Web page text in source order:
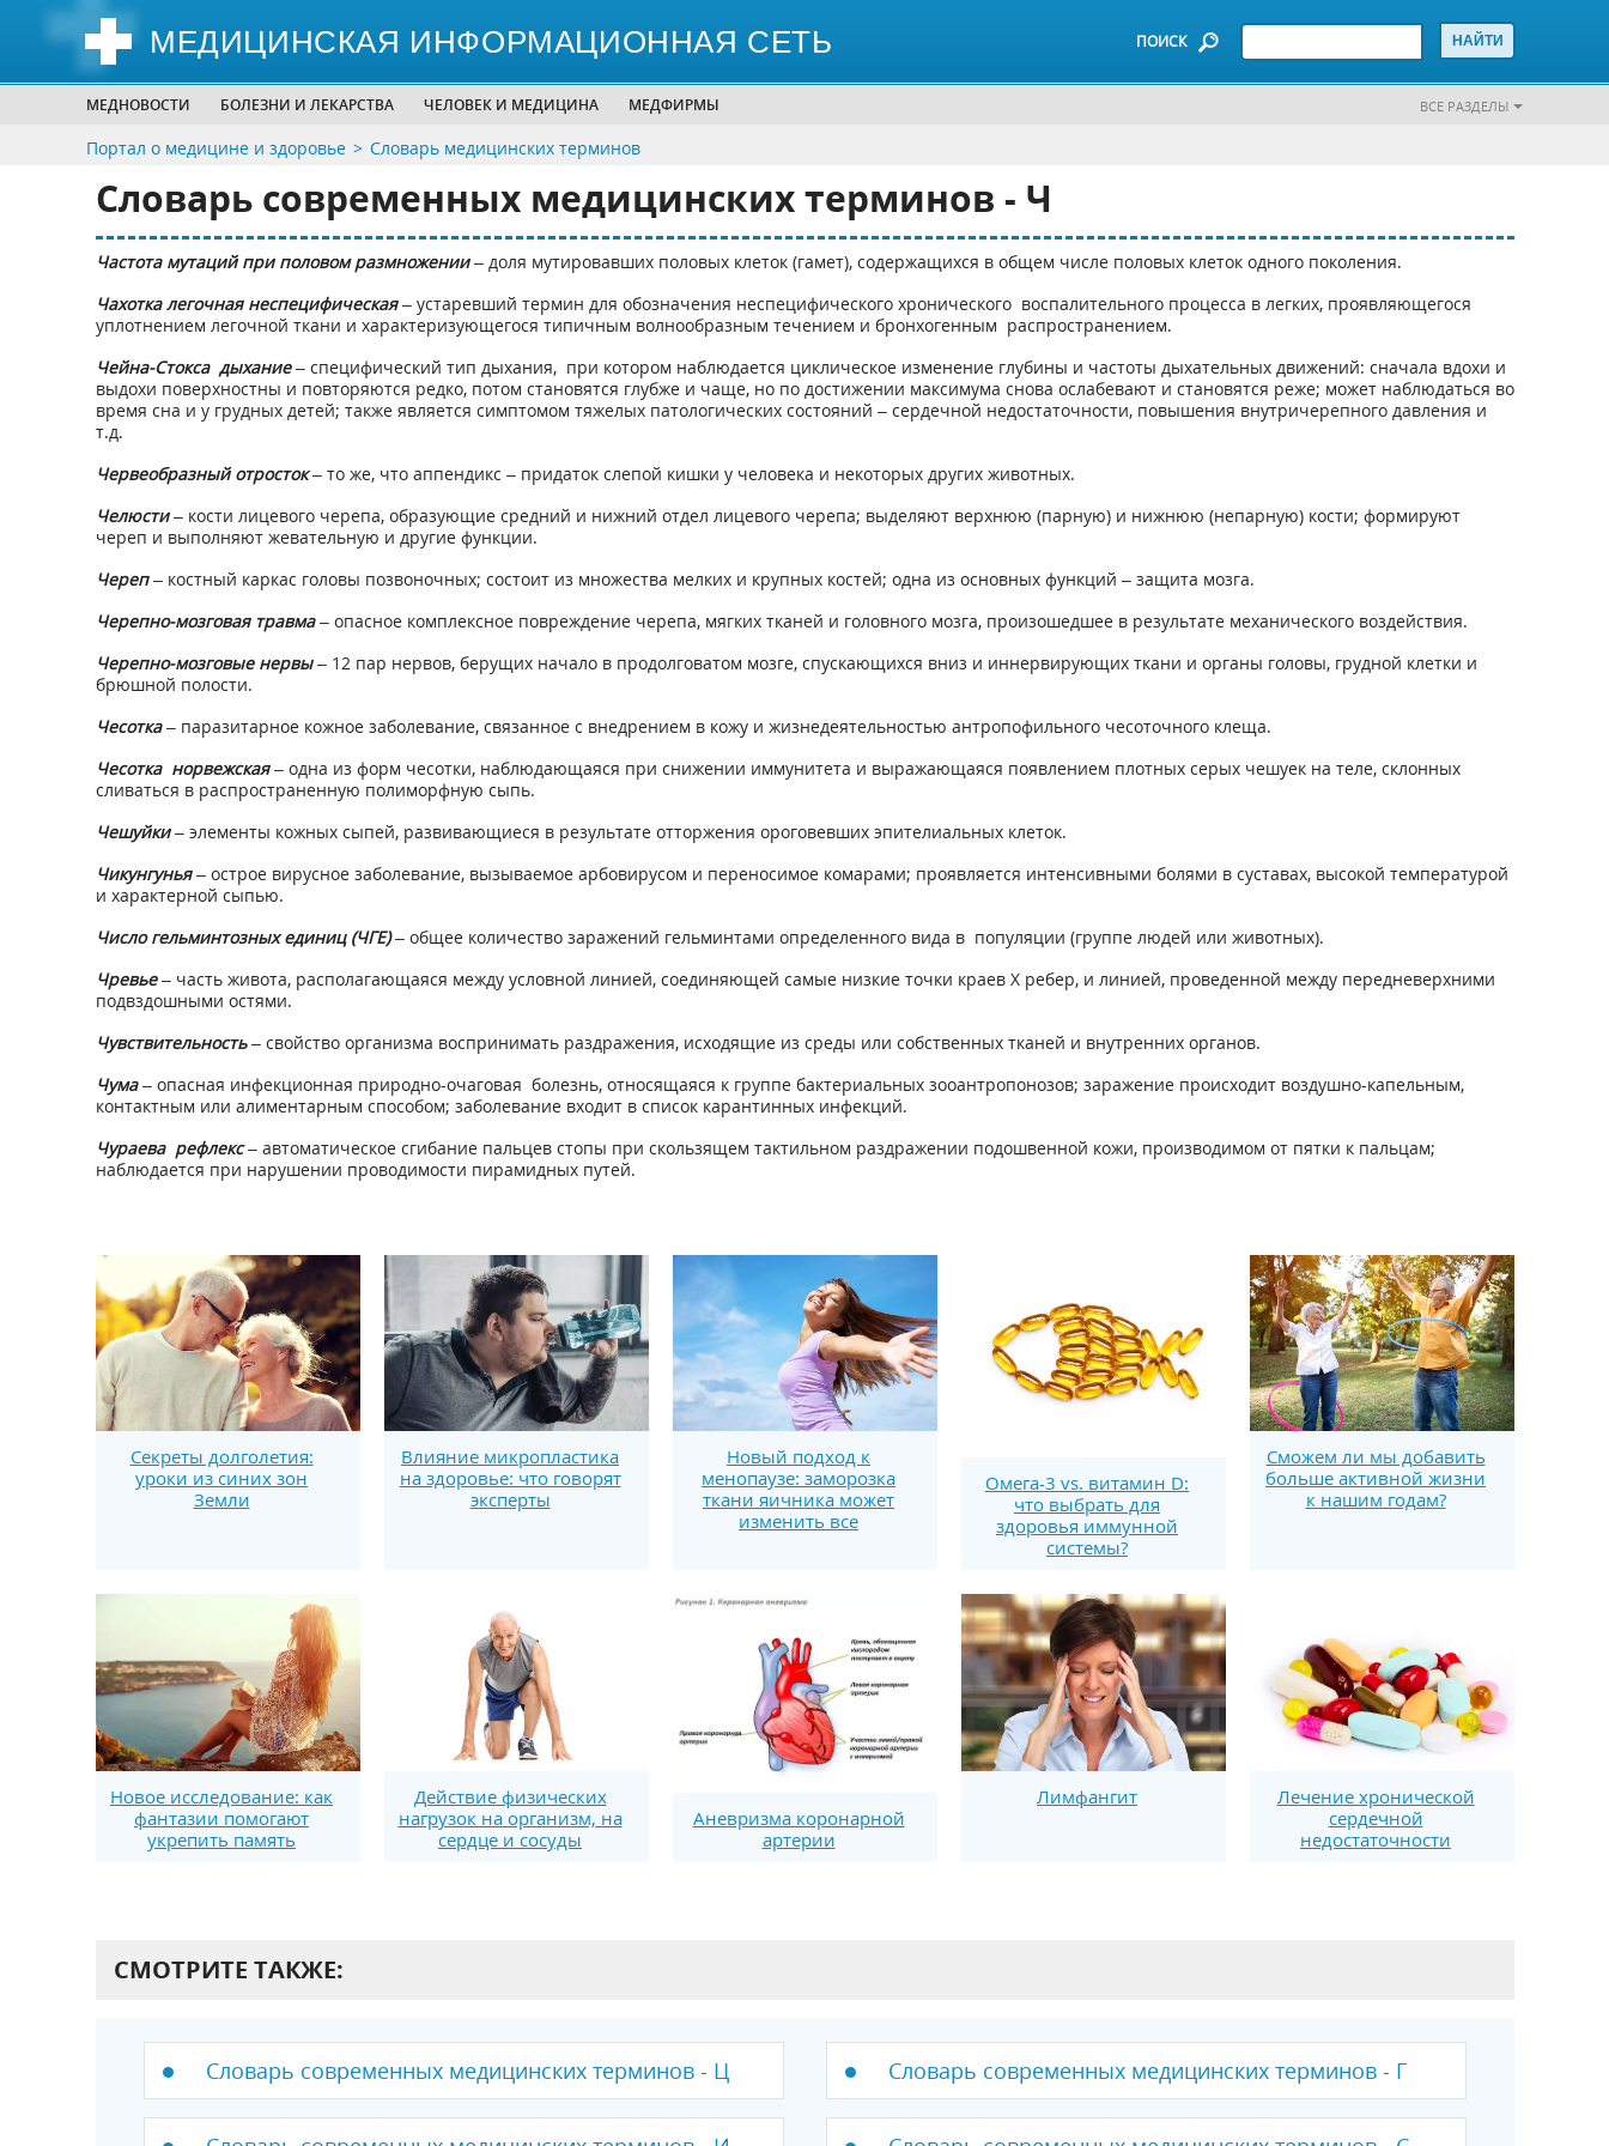
МЕДИЦИНСКАЯ ИНФОРМАЦИОННАЯ СЕТЬ ПОИСК
МЕДНОВОСТИ БОЛЕЗНИ И ЛЕКАРСТВА ЧЕЛОВЕК И МЕДИЦИНА МЕДФИРМЫ ВСЕ РАЗДЕЛЫ
Портал о медицине и здоровье Словарь медицинских терминов
Словарь современных медицинских терминов - Ч
Частота мутаций при половом размножении– доля мутировавших половых клеток (гамет), содержащихся в общем числе половых клеток одного поколения.
Чахотка легочная неспецифическая– устаревший термин для обозначения неспецифического хронического воспалительного процесса в легких, проявляющегося
уплотнением легочной ткани и характеризующегося типичным волнообразным течением и бронхогенным распространением.
Чейна-Стокса дыхание– специфический тип дыхания, при котором наблюдается циклическое изменение глубины и частоты дыхательных движений: сначала вдохи и
выдохи поверхностны и повторяются редко, потом становятся глубже и чаще, но по достижении максимума снова ослабевают и становятся реже; может наблюдаться во
время сна и у грудных детей; также является симптомом тяжелых патологических состояний – сердечной недостаточности, повышения внутричерепного давления и
т.д.
Червеобразный отросток– то же, что аппендикс – придаток слепой кишки у человека и некоторых других животных.
Челюсти– кости лицевого черепа, образующие средний и нижний отдел лицевого черепа; выделяют верхнюю (парную) и нижнюю (непарную) кости; формируют
череп и выполняют жевательную и другие функции.
Череп– костный каркас головы позвоночных; состоит из множества мелких и крупных костей; одна из основных функций – защита мозга.
Черепно-мозговая травма– опасное комплексное повреждение черепа, мягких тканей и головного мозга, произошедшее в результате механического воздействия.
Черепно-мозговые нервы– 12 пар нервов, берущих начало в продолговатом мозге, спускающихся вниз и иннервирующих ткани и органы головы, грудной клетки и
брюшной полости.
Чесотка– паразитарное кожное заболевание, связанное с внедрением в кожу и жизнедеятельностью антропофильного чесоточного клеща.
Чесотка норвежская– одна из форм чесотки, наблюдающаяся при снижении иммунитета и выражающаяся появлением плотных серых чешуек на теле, склонных
сливаться в распространенную полиморфную сыпь.
Чешуйки– элементы кожных сыпей, развивающиеся в результате отторжения ороговевших эпителиальных клеток.
Чикунгунья– острое вирусное заболевание, вызываемое арбовирусом и переносимое комарами; проявляется интенсивными болями в суставах, высокой температурой
и характерной сыпью.
Число гельминтозных единиц (ЧГЕ)– общее количество заражений гельминтами определенного вида в популяции (группе людей или животных).
Чревье– часть живота, располагающаяся между условной линией, соединяющей самые низкие точки краев Х ребер, и линией, проведенной между передневерхними
подвздошными остями.
Чувствительность– свойство организма воспринимать раздражения, исходящие из среды или собственных тканей и внутренних органов.
Чума– опасная инфекционная природно-очаговая болезнь, относящаяся к группе бактериальных зооантропонозов; заражение происходит воздушно-капельным,
контактным или алиментарным способом; заболевание входит в список карантинных инфекций.
Чураева рефлекс– автоматическое сгибание пальцев стопы при скользящем тактильном раздражении подошвенной кожи, производимом от пятки к пальцам;
наблюдается при нарушении проводимости пирамидных путей.
Секреты долголетия:
уроки из синих зон
Земли
Влияние микропластика
на здоровье: что говорят
эксперты
Новый подход к
менопаузе: заморозка
ткани яичника может
изменить все
Омега-3 vs. витамин D:
что выбрать для
здоровья иммунной
системы?
Сможем ли мы добавить
больше активной жизни
к нашим годам?
Новое исследование: как
фантазии помогают
укрепить память
Действие физических
нагрузок на организм, на
сердце и сосуды
Аневризма коронарной
артерии
Лимфангит
Лечение хронической
сердечной
недостаточности
СМОТРИТЕ ТАКЖЕ:
Словарь современных медицинских терминов - Ц Словарь современных медицинских терминов - Г